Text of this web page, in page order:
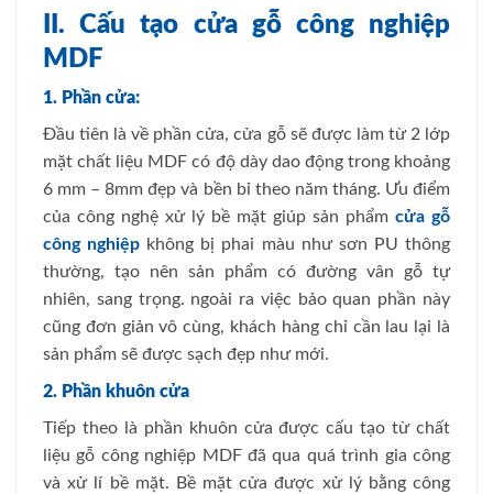
II. Cấu tạo cửa gỗ công nghiệp
MDF
1. Phần cửa:
Đầu tiên là về phần cửa, cửa gỗ sẽ được làm từ 2 lớp
mặt chất liệu MDF có độ dày dao động trong khoảng
6 mm – 8mm đẹp và bền bỉ theo năm tháng. Ưu điểm
của công nghệ xử lý bề mặt giúp sản phẩm cửa gỗ
công nghiệp không bị phai màu như sơn PU thông
thường, tạo nên sản phẩm có đường vân gỗ tự
nhiên, sang trọng. ngoài ra việc bảo quan phần này
cũng đơn giản vô cùng, khách hàng chỉ cần lau lại là
sản phẩm sẽ được sạch đẹp như mới.
2. Phần khuôn cửa
Tiếp theo là phần khuôn cửa được cấu tạo từ chất
liệu gỗ công nghiệp MDF đã qua quá trình gia công
và xử lí bề mặt. Bề mặt cửa được xử lý bằng công